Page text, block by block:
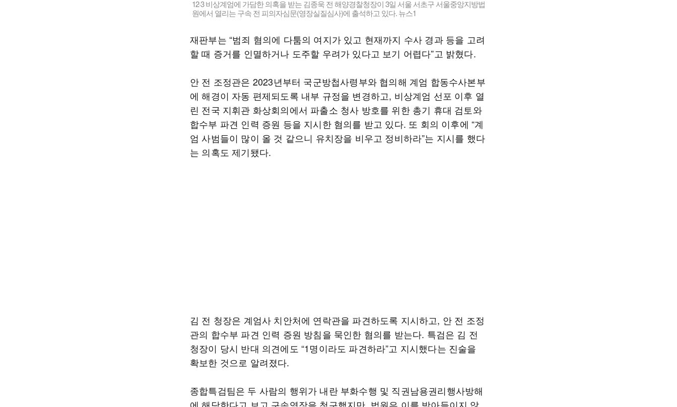
12·3 비상계엄에 가담한 의혹을 받는 김종욱 전 해양경찰청장이 3일 서울 서초구 서울중앙지방법
원에서 열리는 구속 전 피의자심문(영장실질심사)에 출석하고 있다. 뉴스1
재판부는 “범죄 혐의에 다툼의 여지가 있고 현재까지 수사 경과 등을 고려
할 때 증거를 인멸하거나 도주할 우려가 있다고 보기 어렵다”고 밝혔다.
안 전 조정관은 2023년부터 국군방첩사령부와 협의해 계엄 합동수사본부
에 해경이 자동 편제되도록 내부 규정을 변경하고, 비상계엄 선포 이후 열
린 전국 지휘관 화상회의에서 파출소 청사 방호를 위한 총기 휴대 검토와
합수부 파견 인력 증원 등을 지시한 혐의를 받고 있다. 또 회의 이후에 “계
엄 사범들이 많이 올 것 같으니 유치장을 비우고 정비하라”는 지시를 했다
는 의혹도 제기됐다.
김 전 청장은 계엄사 치안처에 연락관을 파견하도록 지시하고, 안 전 조정
관의 합수부 파견 인력 증원 방침을 묵인한 혐의를 받는다. 특검은 김 전
청장이 당시 반대 의견에도 “1명이라도 파견하라”고 지시했다는 진술을
확보한 것으로 알려졌다.
종합특검팀은 두 사람의 행위가 내란 부화수행 및 직권남용권리행사방해